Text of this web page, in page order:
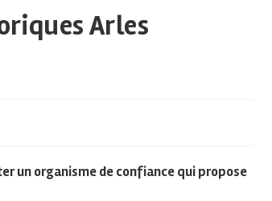
Arles
un organisme de confiance qui propose